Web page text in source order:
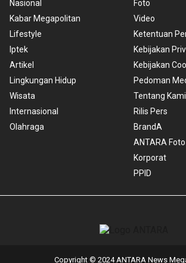
Nasional
Kabar Megapolitan
Lifestyle
Iptek
Artikel
Lingkungan Hidup
Wisata
Internasional
Olahraga
Foto
Video
Ketentuan
Kebijakan
Kebijakan
Pedoman
Tentang Kami
Rilis Pers
BrandA
ANTARA Foto
Korporat
PPID
Copyright © 2024 ANTARA News